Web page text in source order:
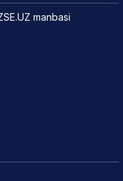
manbasi